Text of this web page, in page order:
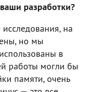
разработки?
на
но мы
в
работы могли бы
памяти, очень